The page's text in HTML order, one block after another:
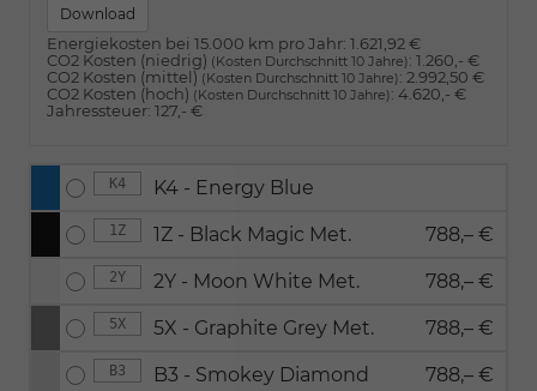
Download
Energiekosten bei 15.000 km pro Jahr: 1.621,92 €
CO2 Kosten (niedrig) (Kosten Durchschnitt 10 Jahre): 1.260,- €
CO2 Kosten (mittel) (Kosten Durchschnitt 10 Jahre): 2.992,50 €
CO2 Kosten (hoch) (Kosten Durchschnitt 10 Jahre): 4.620,- €
Jahressteuer: 127,- €
K4 K4 - Energy Blue
1Z 1Z - Black Magic Met. 788,– €
2Y 2Y - Moon White Met. 788,– €
5X 5X - Graphite Grey Met. 788,– €
B3
B3 - Smokey Diamond
788,– €